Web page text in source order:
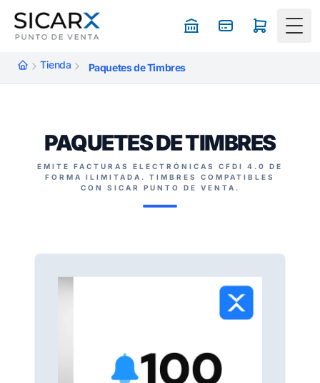
Tienda Paquetes de Timbres
PAQUETES DE TIMBRES
EMITE FACTURAS ELECTRÓNICAS CFDI 4.0 DE
FORMA ILIMITADA. TIMBRES COMPATIBLES
CON SICAR PUNTO DE VENTA.